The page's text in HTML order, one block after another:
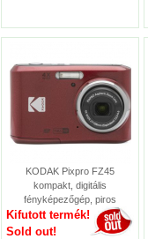
KODAK Pixpro FZ45
kompakt, digitális
fényképezőgép, piros
Kifutott termék!
Sold out!